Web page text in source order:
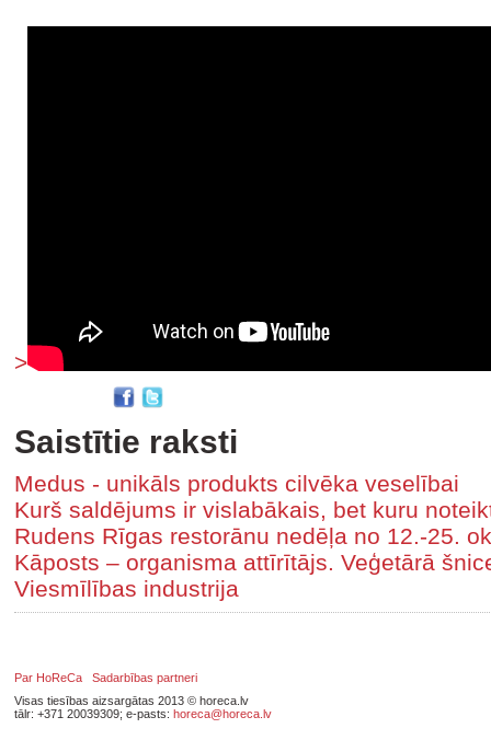
>
Saistītie raksti
Medus - unikāls produkts cilvēka veselībai
Kurš saldējums ir vislabākais, bet kuru
Rudens Rīgas restorānu nedēļa no 12.-25.
Kāposts – organisma attīrītājs. Veģetārā
Viesmīlības industrija
Par HoReCa
Sadarbības partneri
Visas tiesības aizsargātas 2013 © horeca.lv
tālr: +371 20039309; e-pasts: horeca@horeca.lv